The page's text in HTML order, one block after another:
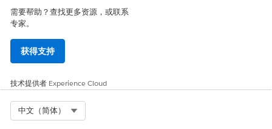
需要帮助？查找更多资源，或联系
专家。
获得支持
技术提供者 Experience Cloud
中文（简体）